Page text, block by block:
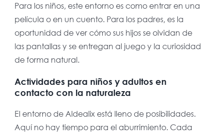
Para los niños, este entorno es como entrar en una
película o en un cuento. Para los padres, es la
oportunidad de ver cómo sus hijos se olvidan de
las pantallas y se entregan al juego y la curiosidad
de forma natural.
Actividades para niños y adultos en
contacto con la naturaleza
El entorno de Aldealix está lleno de posibilidades.
Aquí no hay tiempo para el aburrimiento. Cada